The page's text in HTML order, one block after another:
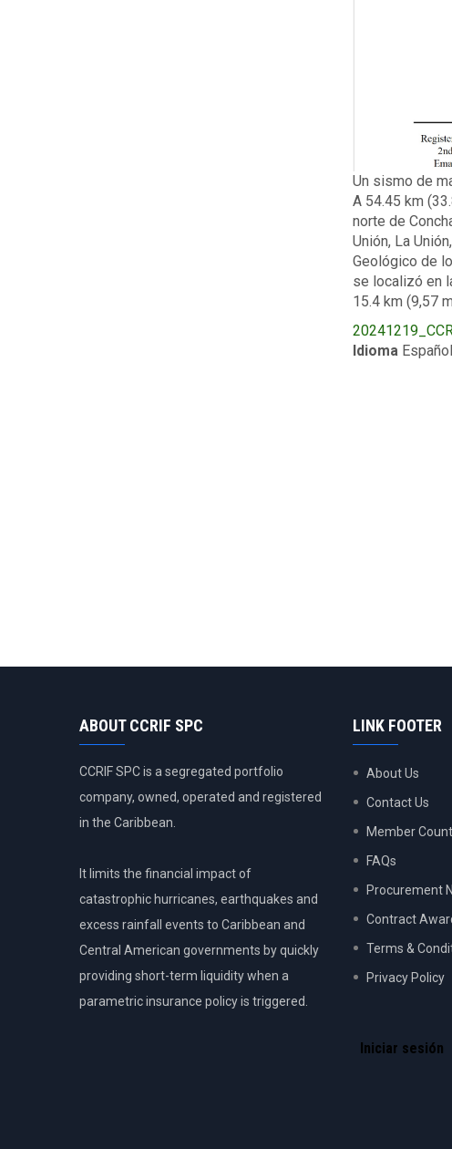
Description
Un sismo de
A 54.45 km
norte de
Unión, La
Geológico de
se localizó en
15.4 km (9,57
Upload
Publication
Idioma Español
ABOUT CCRIF SPC
CCRIF SPC is a segregated portfolio
company, owned, operated and registered
in the Caribbean.
It limits the financial impact of
catastrophic hurricanes, earthquakes and
excess rainfall events to Caribbean and
Central American governments by quickly
providing short-term liquidity when a
parametric insurance policy is triggered.
LINK FOOTER
About Us
Contact Us
Member
FAQs
Procurement
Contract
Terms &
Privacy Policy
ACCOUNT
Iniciar sesión